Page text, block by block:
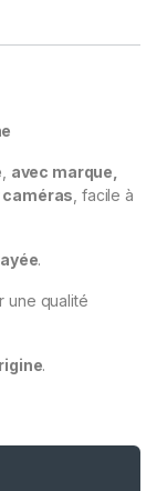
avec marque,
, facile à
.
une qualité
.
11 Pro OR